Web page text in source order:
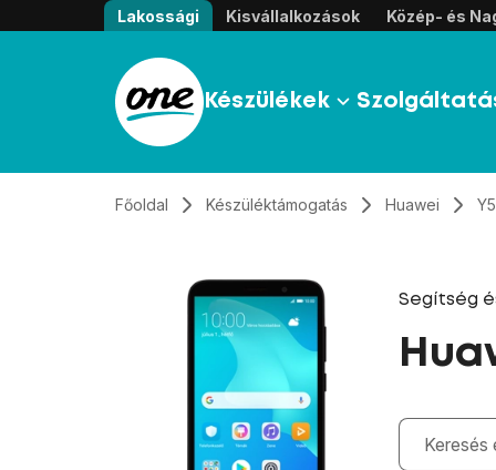
Átugrás, tovább a tartalomhoz
Lakossági Kisvállalkozások Közép- és
Készülékek
Főoldal Készüléktámogatás Huawei
Segítség
Gépelés